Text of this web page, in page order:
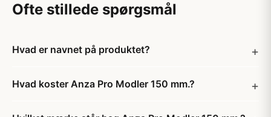
Ofte stillede spørgsmål
Hvad er navnet på produktet?
Hvad koster Anza Pro Modler 150 mm.?